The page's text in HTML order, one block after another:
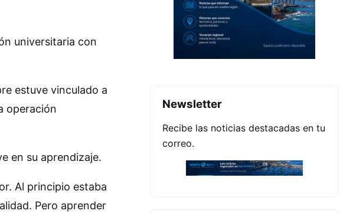
universitaria con
estuve vinculado a
operación
en su aprendizaje.
Al principio estaba
Pero aprender
Newsletter
Recibe las noticias destacadas en tu
correo.